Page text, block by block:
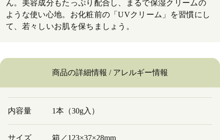
ん。美容成分もたっぷり配合し、まるで保湿クリームの
ような使い心地。お化粧前の「UVクリーム」を習慣にし
て、若々しいお肌を保ちましょう。
商品の詳細情報 / アレルギー情報
内容量 1本（30g入）
サイズ 箱／123×37×28mm